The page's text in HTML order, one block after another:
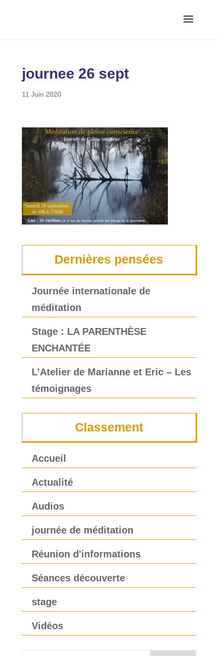
journee 26 sept
11 Juin 2020
Dernières pensées
Journée internationale de
méditation
Stage : LA PARENTHÈSE
ENCHANTÉE
L’Atelier de Marianne et Eric – Les
témoignages
Classement
Accueil
Actualité
Audios
journée de méditation
Réunion d'informations
Séances découverte
stage
Vidéos